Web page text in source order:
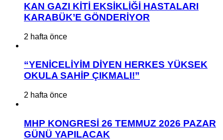
KAN GAZI KİTİ EKSİKLİĞİ HASTALARI
KARABÜK’E GÖNDERİYOR
2 hafta önce
“YENİCELİYİM DİYEN HERKES YÜKSEK
OKULA SAHİP ÇIKMALI!”
2 hafta önce
MHP KONGRESİ 26 TEMMUZ 2026 PAZAR
GÜNÜ YAPILACAK